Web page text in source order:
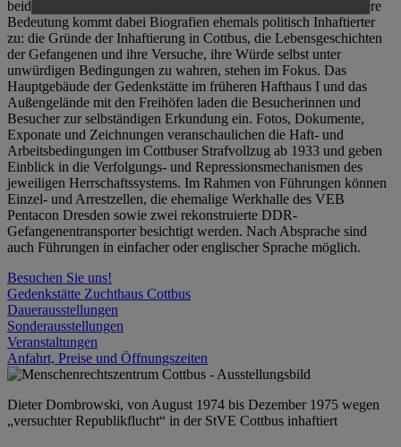
beiden deutschen Diktaturen des 20. Jahrhunderts. Eine besondere
Bedeutung kommt dabei Biografien ehemals politisch Inhaftierter
zu: die Gründe der Inhaftierung in Cottbus, die Lebensgeschichten
der Gefangenen und ihre Versuche, ihre Würde selbst unter
unwürdigen Bedingungen zu wahren, stehen im Fokus. Das
Hauptgebäude der Gedenkstätte im früheren Hafthaus I und das
Außengelände mit den Freihöfen laden die Besucherinnen und
Besucher zur selbständigen Erkundung ein. Fotos, Dokumente,
Exponate und Zeichnungen veranschaulichen die Haft- und
Arbeitsbedingungen im Cottbuser Strafvollzug ab 1933 und geben
Einblick in die Verfolgungs- und Repressionsmechanismen des
jeweiligen Herrschaftssystems. Im Rahmen von Führungen können
Einzel- und Arrestzellen, die ehemalige Werkhalle des VEB
Pentacon Dresden sowie zwei rekonstruierte DDR-
Gefangenentransporter besichtigt werden. Nach Absprache sind
auch Führungen in einfacher oder englischer Sprache möglich.
Besuchen Sie uns!
Gedenkstätte Zuchthaus Cottbus
Dauerausstellungen
Sonderausstellungen
Veranstaltungen
Anfahrt, Preise und Öffnungszeiten
Dieter Dombrowski, von August 1974 bis Dezember 1975 wegen
„versuchter Republikflucht“ in der StVE Cottbus inhaftiert